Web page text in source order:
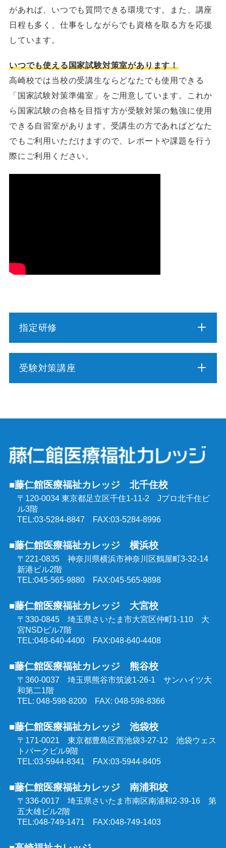
があれば、いつでも質問できる環境です。また、講座
日程も多く、仕事をしながらでも資格を取る方を応援
しています。
いつでも使える国家試験対策室があります！
高崎校では当校の受講生ならどなたでも使用できる
「国家試験対策準備室」をご用意しています。これか
ら国家試験の合格を目指す方が受験対策の勉強に使用
できる自習室があります。受講生の方であればどなた
でもご利用いただけますので、レポートや課題を行う
際にご利用ください。
指定研修
介護予防運動指導員養成講座
行動援護従業者養成研修
強度行動障害支援者養成研修
同行援護従業者養成研修
喀痰吸引等研修
医療的ケア教員講習会
埼玉県委託 公共職業訓練
群馬県委託 公共職業訓練
東京都委託 公共職業訓練
受験対策講座
社会福祉士受験対策講座（通学コース）
精神保健福祉士受験対策講座（通学コース）
介護福祉士受験対策講座（オンラインコース）
ケアマネジャー受験対策講座（オンラインコース）
社会福祉士受験対策講座（オンラインコース）
精神保健福祉士受験対策講座（オンラインコース）
■藤仁館医療福祉カレッジ 北千住校
〒120-0034 東京都足立区千住1-11-2 Jプロ北千住ビ
ル3階
TEL:03-5284-8847 FAX:03-5284-8996
■藤仁館医療福祉カレッジ 横浜校
〒221-0835 神奈川県横浜市神奈川区鶴屋町3-32-14
新港ビル2階
TEL:045-565-9880 FAX:045-565-9898
■藤仁館医療福祉カレッジ 大宮校
〒330-0845 埼玉県さいたま市大宮区仲町1-110 大
宮NSDビル7階
TEL:048-640-4400 FAX:048-640-4408
■藤仁館医療福祉カレッジ 熊谷校
〒360-0037 埼玉県熊谷市筑波1-26-1 サンハイツ大
和第二1階
TEL: 048-598-8200 FAX: 048-598-8366
■藤仁館医療福祉カレッジ 池袋校
〒171-0021 東京都豊島区西池袋3-27-12 池袋ウェス
トパークビル9階
TEL:03-5944-8341 FAX:03-5944-8405
■藤仁館医療福祉カレッジ 南浦和校
〒336-0017 埼玉県さいたま市南区南浦和2-39-16 第
五大雄ビル2階
TEL:048-749-1471 FAX:048-749-1403